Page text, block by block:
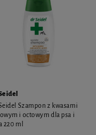
Szampon z kwasami
i octowym dla psa i
220 ml